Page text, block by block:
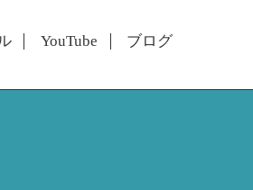
YouTube ブログ